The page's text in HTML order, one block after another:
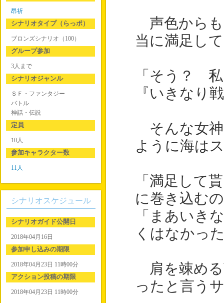
声色からも
当に満足し
「そう？
『いきなり
そんな女神
ように海は
「満足して
に巻き込む
「まあいき
くはなかっ
肩を竦める
ったと言う
昂祈
シナリオタイプ（らっポ）
ブロンズシナリオ（100）
グループ参加
3人まで
シナリオジャンル
ＳＦ・ファンタジー
バトル
神話・伝説
定員
10人
参加キャラクター数
11人
シナリオスケジュール
シナリオガイド公開日
2018年04月16日
参加申し込みの期限
2018年04月23日 11時00分
アクション投稿の期限
2018年04月23日 11時00分